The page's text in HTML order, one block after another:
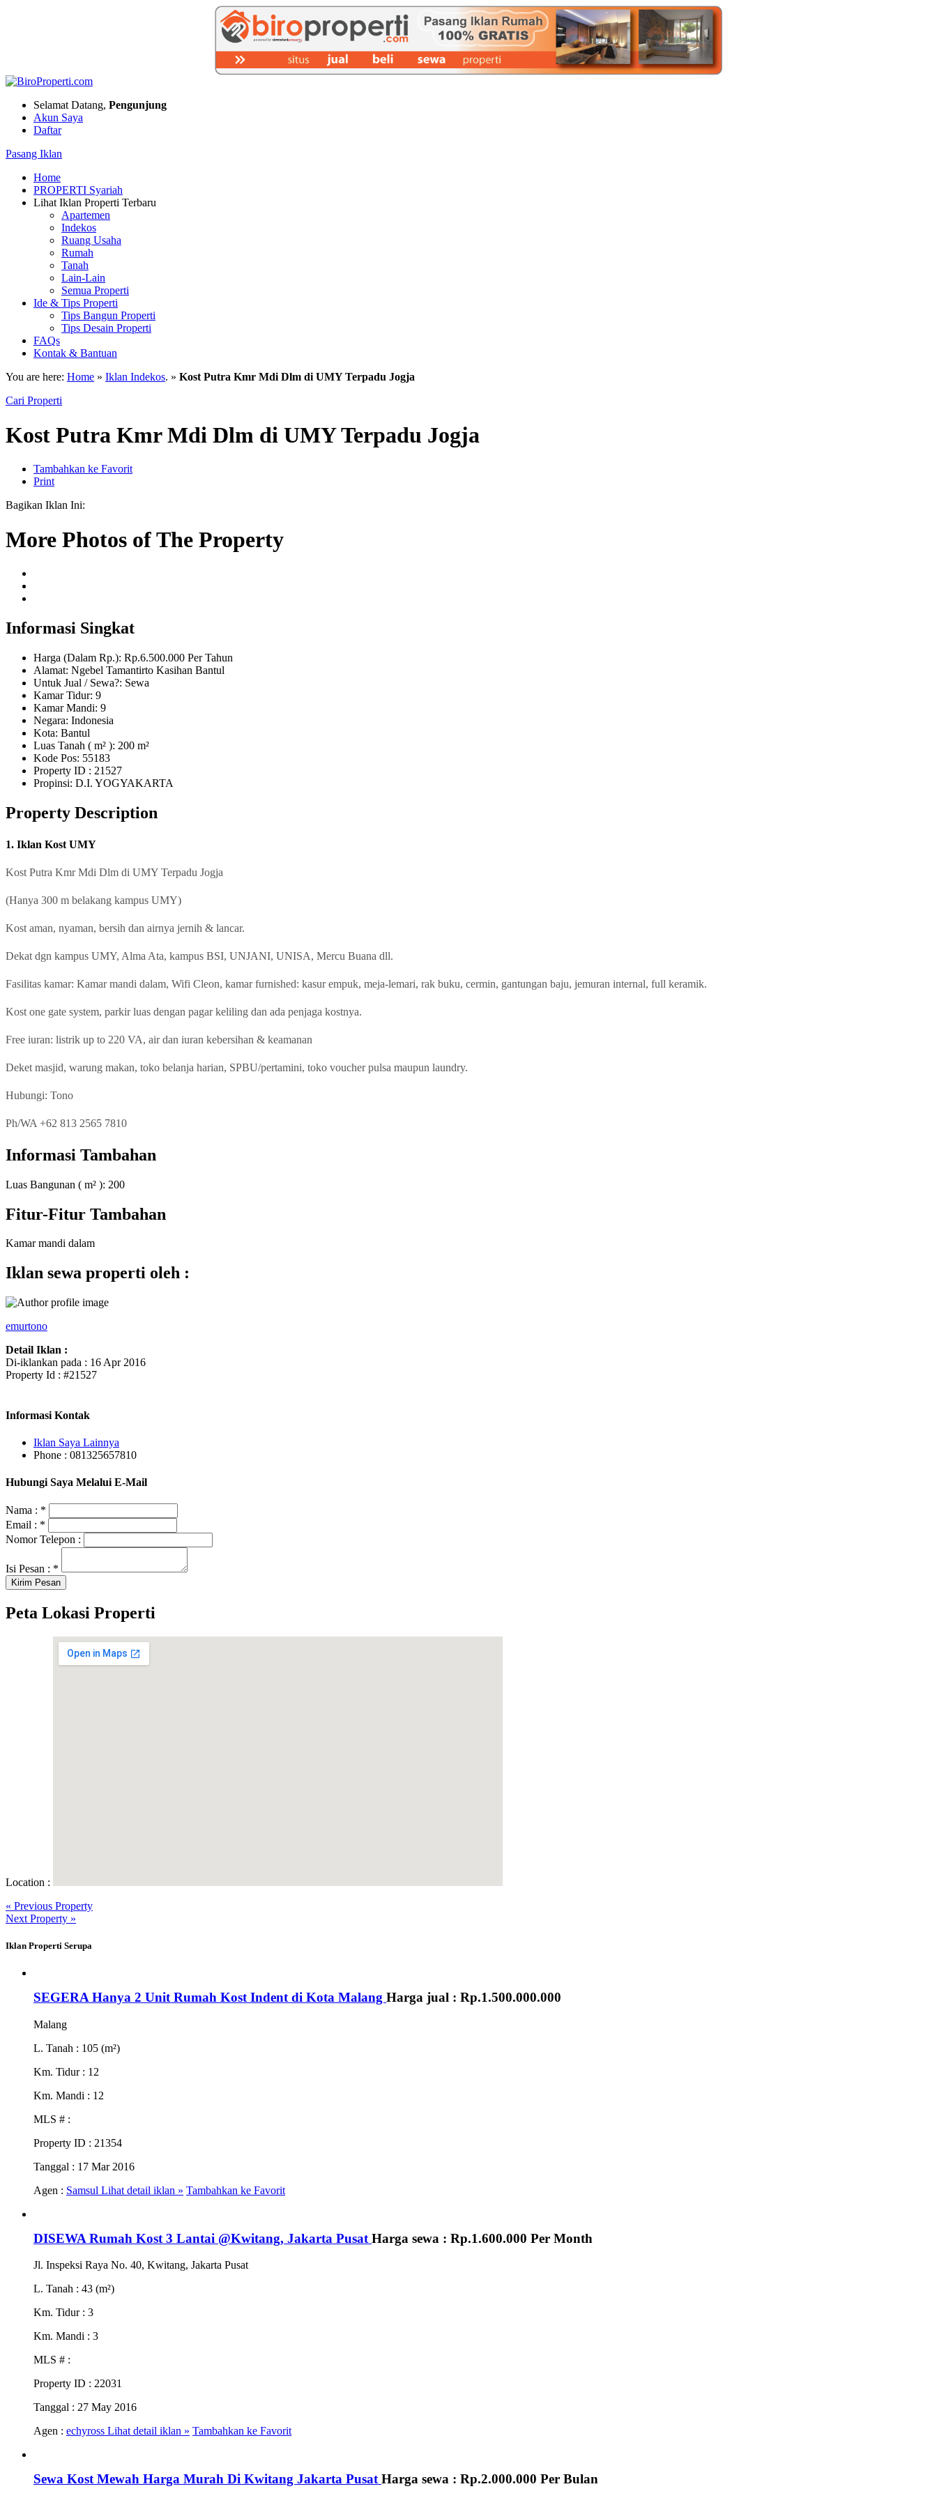
Selamat Datang, Pengunjung
Akun Saya
Daftar
Pasang Iklan
Home
PROPERTI Syariah
Lihat Iklan Properti Terbaru
Apartemen
Indekos
Ruang Usaha
Rumah
Tanah
Lain-Lain
Semua Properti
Ide & Tips Properti
Tips Bangun Properti
Tips Desain Properti
FAQs
Kontak & Bantuan
You are here: Home » Iklan Indekos. » Kost Putra Kmr Mdi Dlm di UMY Terpadu Jogja
Cari Properti
Kost Putra Kmr Mdi Dlm di UMY Terpadu Jogja
Tambahkan ke Favorit
Print
Bagikan Iklan Ini:
More Photos of The Property
Informasi Singkat
Harga (Dalam Rp.): Rp.6.500.000 Per Tahun
Alamat: Ngebel Tamantirto Kasihan Bantul
Untuk Jual / Sewa?: Sewa
Kamar Tidur: 9
Kamar Mandi: 9
Negara: Indonesia
Kota: Bantul
Luas Tanah ( m² ): 200 m²
Kode Pos: 55183
Property ID : 21527
Propinsi: D.I. YOGYAKARTA
Property Description
1. Iklan Kost UMY
Kost Putra Kmr Mdi Dlm di UMY Terpadu Jogja
(Hanya 300 m belakang kampus UMY)
Kost aman, nyaman, bersih dan airnya jernih & lancar.
Dekat dgn kampus UMY, Alma Ata, kampus BSI, UNJANI, UNISA, Mercu Buana dll.
Fasilitas kamar: Kamar mandi dalam, Wifi Cleon, kamar furnished: kasur empuk, meja-lemari, rak buku, cermin, gantungan baju, jemuran internal, full keramik.
Kost one gate system, parkir luas dengan pagar keliling dan ada penjaga kostnya.
Free iuran: listrik up to 220 VA, air dan iuran kebersihan & keamanan
Deket masjid, warung makan, toko belanja harian, SPBU/pertamini, toko voucher pulsa maupun laundry.
Hubungi: Tono
Ph/WA +62 813 2565 7810
Informasi Tambahan
Luas Bangunan ( m² ): 200
Fitur-Fitur Tambahan
Kamar mandi dalam
Iklan sewa properti oleh :
emurtono
Detail Iklan :
Di-iklankan pada : 16 Apr 2016
Property Id : #21527
Informasi Kontak
Iklan Saya Lainnya
Phone : 081325657810
Hubungi Saya Melalui E-Mail
Nama : *
Email : *
Nomor Telepon :
Isi Pesan : *
Peta Lokasi Properti
Location :
« Previous Property
Next Property »
Iklan Properti Serupa
SEGERA Hanya 2 Unit Rumah Kost Indent di Kota Malang Harga jual : Rp.1.500.000.000
Malang
L. Tanah : 105 (m²)
Km. Tidur : 12
Km. Mandi : 12
MLS # :
Property ID : 21354
Tanggal : 17 Mar 2016
Agen : Samsul Lihat detail iklan » Tambahkan ke Favorit
DISEWA Rumah Kost 3 Lantai @Kwitang, Jakarta Pusat Harga sewa : Rp.1.600.000 Per Month
Jl. Inspeksi Raya No. 40, Kwitang, Jakarta Pusat
L. Tanah : 43 (m²)
Km. Tidur : 3
Km. Mandi : 3
MLS # :
Property ID : 22031
Tanggal : 27 May 2016
Agen : echyross Lihat detail iklan » Tambahkan ke Favorit
Sewa Kost Mewah Harga Murah Di Kwitang Jakarta Pusat Harga sewa : Rp.2.000.000 Per Bulan